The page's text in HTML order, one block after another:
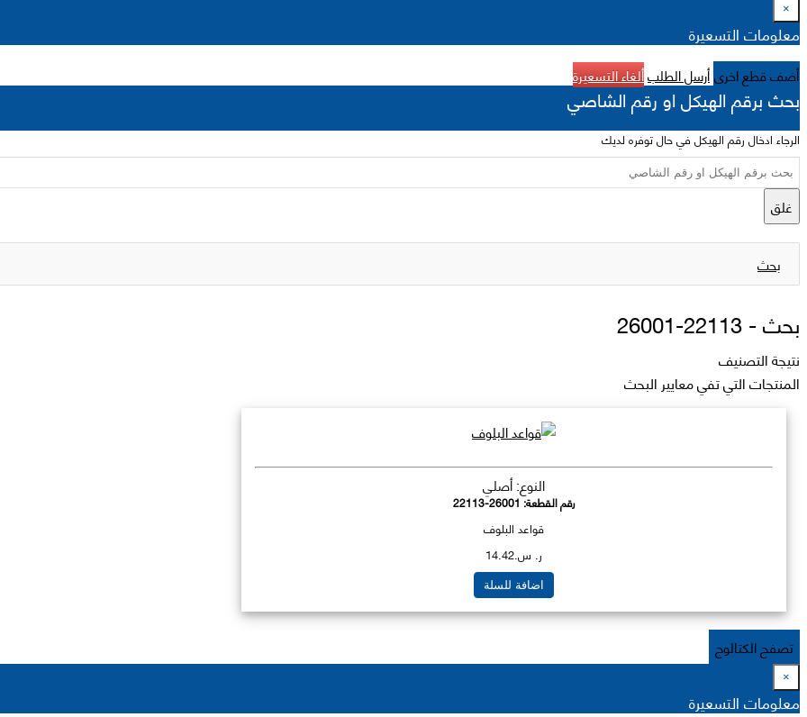
×
معلومات التسعيرة
أضف قطع اخرىأرسل الطلبألغاء التسعيرة
بحث برقم الهيكل او رقم الشاصي
الرجاء ادخال رقم الهيكل في حال توفره لديك
غلق
بحث
بحث -22113-26001
نتيجة التصنيف
المنتجات التي تفي معايير البحث
النوع: أصلي
رقم القطعة:22113-26001
قواعد البلوف
ر. س.14.42
اضافة للسلة
تصفح الكتالوج
×
معلومات التسعيرة